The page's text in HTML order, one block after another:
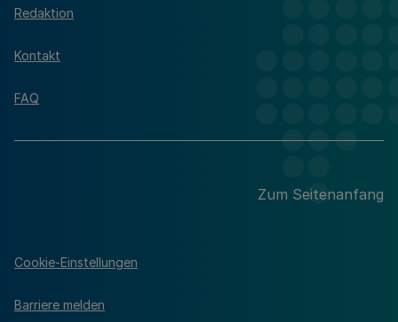
Redaktion
Kontakt
FAQ
Zum Seitenanfang
Cookie-Einstellungen
Barriere melden